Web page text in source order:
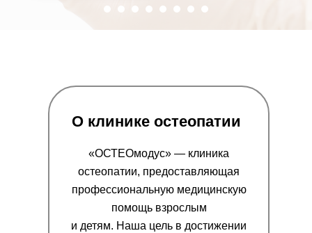
О клинике остеопатии
«ОСТЕОмодус» — клиника
остеопатии, предоставляющая
профессиональную медицинскую
помощь взрослым
и детям. Наша цель в достижении